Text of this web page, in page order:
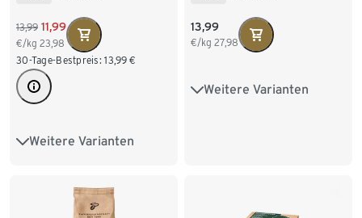
13,99 11,99
€/kg 23,98
30-Tage-Bestpreis: 13,99 €
Weitere Varianten
500 g Ganze Bohne
13,99
€/kg 27,98
Weitere Varianten
500 g Ganze Bohne